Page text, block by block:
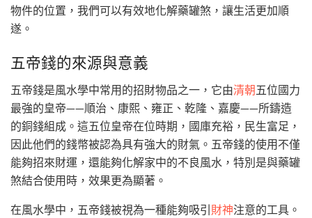
物件的位置，我們可以有效地化解藥罐煞，讓生活更加順
遂。
五帝錢的來源與意義
五帝錢是風水學中常用的招財物品之一，它由清朝五位國力
最強的皇帝——順治、康熙、雍正、乾隆、嘉慶——所鑄造
的銅錢組成。這五位皇帝在位時期，國庫充裕，民生富足，
因此他們的錢幣被認為具有強大的財氣。五帝錢的使用不僅
能夠招來財運，還能夠化解家中的不良風水，特別是與藥罐
煞結合使用時，效果更為顯著。
在風水學中，五帝錢被視為一種能夠吸引 財神注意的工具。